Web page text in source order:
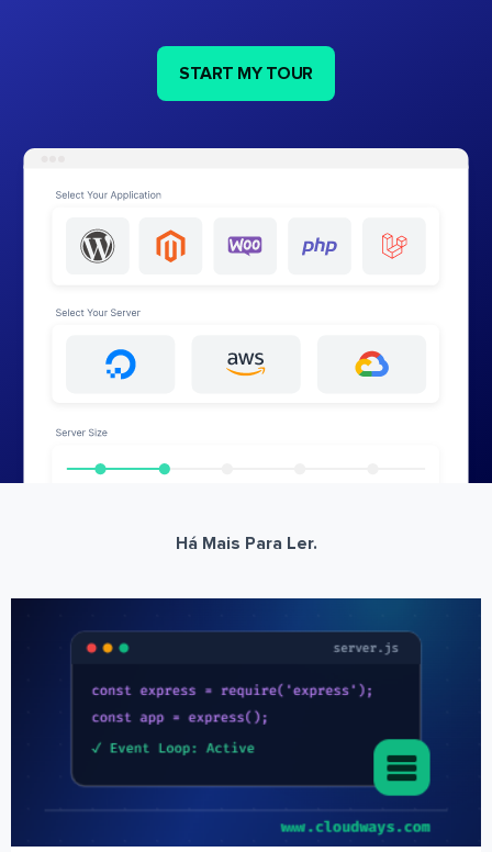
START MY TOUR
Há Mais Para Ler.